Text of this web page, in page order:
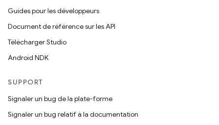
Guides pour les développeurs
Document de référence sur les API
Télécharger Studio
Android NDK
SUPPORT
Signaler un bug de la plate-forme
Signaler un bug relatif à la documentation